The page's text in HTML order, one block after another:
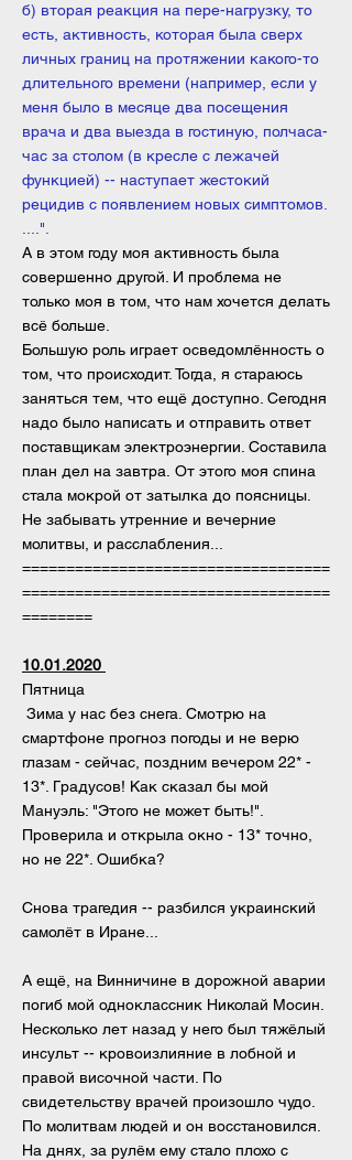
б) вторая реакция на пере-нагрузку, то
есть, активность, которая была сверх
личных границ на протяжении какого-то
длительного времени (например, если у
меня было в месяце два посещения
врача и два выезда в гостиную, полчаса-
час за столом (в кресле с лежачей
функцией) -- наступает жестокий
рецидив с появлением новых симптомов.
....".
А в этом году моя активность была
совершенно другой. И проблема не
только моя в том, что нам хочется делать
всё больше.
Большую роль играет осведомлённость о
том, что происходит. Тогда, я стараюсь
заняться тем, что ещё доступно. Сегодня
надо было написать и отправить ответ
поставщикам электроэнергии. Составила
план дел на завтра. От этого моя спина
стала мокрой от затылка до поясницы.
Не забывать утренние и вечерние
молитвы, и расслабления...
===================================
===================================
========
10.01.2020
Пятница
Зима у нас без снега. Смотрю на
смартфоне прогноз погоды и не верю
глазам - сейчас, поздним вечером 22* -
13*. Градусов! Как сказал бы мой
Мануэль: "Этого не может быть!".
Проверила и открыла окно - 13* точно,
но не 22*. Ошибка?
Снова трагедия -- разбился украинский
самолёт в Иране...
А ещё, на Винничине в дорожной аварии
погиб мой одноклассник Николай Мосин.
Несколько лет назад у него был тяжёлый
инсульт -- кровоизлияние в лобной и
правой височной части. По
свидетельству врачей произошло чудо.
По молитвам людей и он восстановился.
На днях, за рулём ему стало плохо с